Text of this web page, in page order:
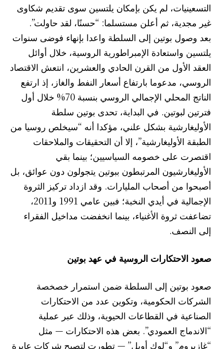
التسعينيات، لم يكن بإمكان يلتسين سوى تقديم شكاوى
غير مجدية، ثم أعلن مستسلما: “حسنًا، لقد حاولت”.
بعد وصول بوتين إلى السلطة واعدا بإنهاء فوضى سنوات
يلتسين واستعادة الإمبراطورية الروسية، خلال أوائل
العقد الأول من القرن الحادي والعشرين، انتعش الاقتصاد
الروسي، مدعوما بارتفاع أسعار النفط والغاز، إذ ارتفع
الناتج المحلي الإجمالي الروسي بنسبة 70% خلال أول
فترتين لبوتين. في البداية، تحدى بوتين سلطة
الأوليغارشية بشكل علني، مؤكدا أنه “سيخلص روسيا من
الطبقة الأوليغارشية”، إلا أن التحقيقات والملاحقات
اقتصرت على خصومه السياسيين؛ بينما بقي
الأوليغارشيون المرتبطون ببوتين يتجولون دون عوائق، بل
أصبحوا من أصحاب المليارات. وقد ازداد تركيز الثروة
الإجمالية في أيدي النخبة؛ فبين عامي 1991 و2011،
تضاعفت ثروة الأغنياء، بينما انخفضت مداخيل الفقراء
إلى النصف.
صعود الاحتكارات الروسية في عهد بوتين
صعود بوتين إلى السلطة ضمن استمرار خصخصة
الشركات الحكومية، وتكوين عدد من الاحتكارات
الصناعية في القطاعات الحيوية، وذلك عبر عملية
“الاندماج العمودي”. بعض هذه الاحتكارات — مثل
“غازبروم” و“لوك أويل” — تطورت لتصبح شركات عابرة